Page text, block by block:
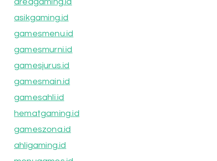
areagaming.id
asikgaming.id
gamesmenu.id
gamesmurni.id
gamesjurus.id
gamesmain.id
gamesahli.id
hematgaming.id
gameszona.id
ahligaming.id